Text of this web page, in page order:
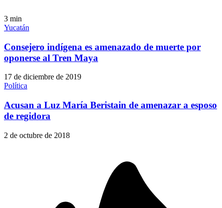
3 min
Yucatán
Consejero indígena es amenazado de muerte por
oponerse al Tren Maya
17 de diciembre de 2019
Política
Acusan a Luz María Beristain de amenazar a esposo
de regidora
2 de octubre de 2018